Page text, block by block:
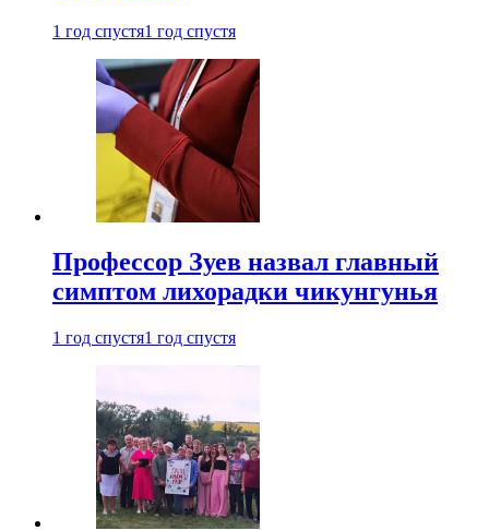
1 год спустя1 год спустя
Профессор Зуев назвал главный
симптом лихорадки чикунгунья
1 год спустя1 год спустя